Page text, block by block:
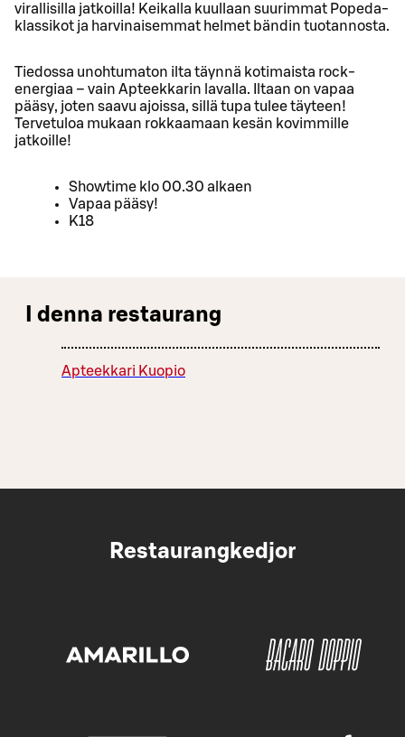
virallisilla jatkoilla! Keikalla kuullaan suurimmat Popeda-
klassikot ja harvinaisemmat helmet bändin tuotannosta.
Tiedossa unohtumaton ilta täynnä kotimaista rock-
energiaa – vain Apteekkarin lavalla. Iltaan on vapaa
pääsy, joten saavu ajoissa, sillä tupa tulee täyteen!
Tervetuloa mukaan rokkaamaan kesän kovimmille
jatkoille!
Showtime klo 00.30 alkaen
Vapaa pääsy!
K18
I denna restaurang
Apteekkari Kuopio
Restaurangkedjor